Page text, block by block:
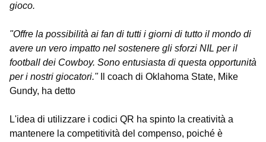
gioco.
"Offre la possibilità ai fan di tutti i giorni di tutto il mondo di
avere un vero impatto nel sostenere gli sforzi NIL per il
football dei Cowboy. Sono entusiasta di questa opportunità
per i nostri giocatori."
Il coach di Oklahoma State, Mike
Gundy, ha detto
L'idea di utilizzare i codici QR ha spinto la creatività a
mantenere la competitività del compenso, poiché è